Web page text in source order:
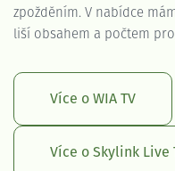
zpožděním. V nabídce
liší obsahem a počtem
Více o WIA TV
Více o Skylink Live